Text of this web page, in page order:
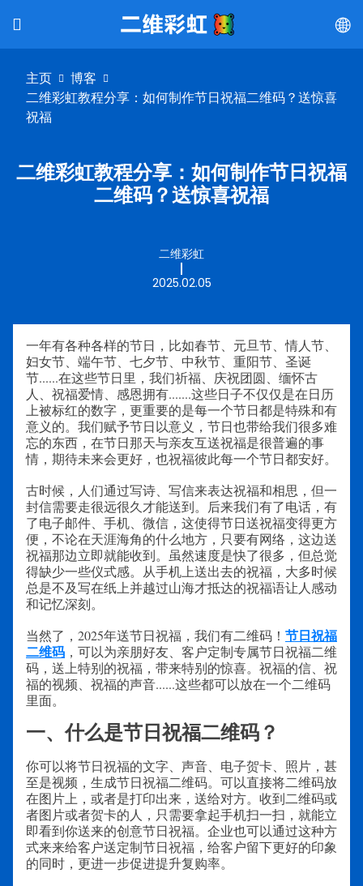
主页
博客
二维彩虹教程分享：如何制作节日祝福二维码？送惊喜
祝福
二维彩虹教程分享：如何制作节日祝福
二维码？送惊喜祝福
二维彩虹
2025.02.05
一年有各种各样的节日，比如春节、元旦节、情人节、
妇女节、端午节、七夕节、中秋节、重阳节、圣诞
节......在这些节日里，我们祈福、庆祝团圆、缅怀古
人、祝福爱情、感恩拥有.......这些日子不仅仅是在日历
上被标红的数字，更重要的是每一个节日都是特殊和有
意义的。我们赋予节日以意义，节日也带给我们很多难
忘的东西，在节日那天与亲友互送祝福是很普遍的事
情，期待未来会更好，也祝福彼此每一个节日都安好。
古时候，人们通过写诗、写信来表达祝福和相思，但一
封信需要走很远很久才能送到。后来我们有了电话，有
了电子邮件、手机、微信，这使得节日送祝福变得更方
便，不论在天涯海角的什么地方，只要有网络，这边送
祝福那边立即就能收到。虽然速度是快了很多，但总觉
得缺少一些仪式感。从手机上送出去的祝福，大多时候
总是不及写在纸上并越过山海才抵达的祝福语让人感动
和记忆深刻。
当然了，2025年送节日祝福，我们有二维码！ 节日祝福
二维码 ，可以为亲朋好友、客户定制专属节日祝福二维
码，送上特别的祝福，带来特别的惊喜。祝福的信、祝
福的视频、祝福的声音......这些都可以放在一个二维码
里面。
一、什么是节日祝福二维码？
你可以将节日祝福的文字、声音、电子贺卡、照片，甚
至是视频，生成节日祝福二维码。可以直接将二维码放
在图片上，或者是打印出来，送给对方。收到二维码或
者图片或者贺卡的人，只需要拿起手机扫一扫，就能立
即看到你送来的创意节日祝福。企业也可以通过这种方
式来来给客户送定制节日祝福，给客户留下更好的印象
的同时，更进一步促进提升复购率。